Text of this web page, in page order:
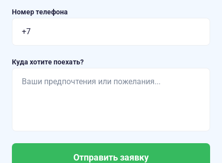
Номер телефона
Куда хотите поехать?
Отправить заявку